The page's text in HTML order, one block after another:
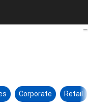
una
Corporate Retail